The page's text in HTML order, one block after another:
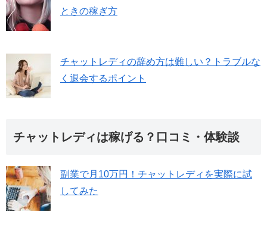
ときの稼ぎ方
チャットレディの辞め方は難しい？トラブルな
く退会するポイント
チャットレディは稼げる？口コミ・体験談
副業で月10万円！チャットレディを実際に試
してみた